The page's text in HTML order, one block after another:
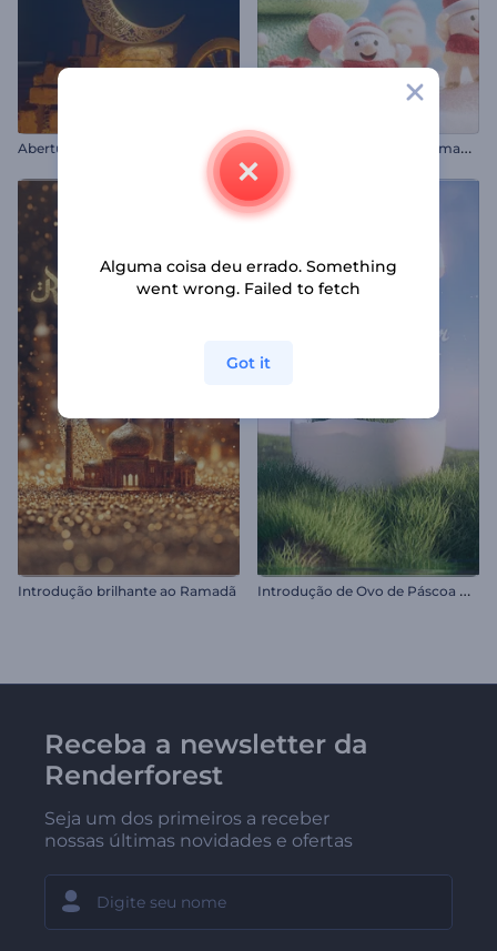
Abertura Temática do Ramadã I
ntrodução do desenho animado de Natal alegre
Introdução brilhante ao Ramadã I
ntrodução de Ovo de Páscoa Rachado
Receba a newsletter da
Renderforest
Seja um dos primeiros a receber
nossas últimas novidades e ofertas
Alguma coisa deu errado. Something
went wrong. Failed to fetch
Got it